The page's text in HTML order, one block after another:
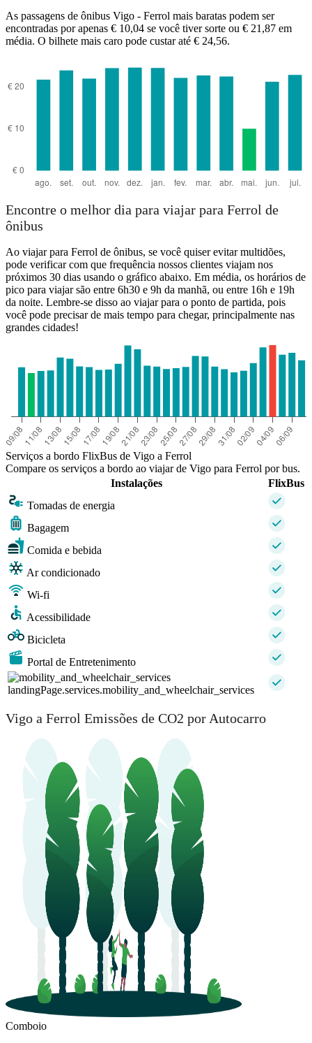
As passagens de ônibus Vigo - Ferrol mais baratas podem ser
encontradas por apenas € 10,04 se você tiver sorte ou € 21,87 em
média. O bilhete mais caro pode custar até € 24,56.
Encontre o melhor dia para viajar para Ferrol de
ônibus
Ao viajar para Ferrol de ônibus, se você quiser evitar multidões,
pode verificar com que frequência nossos clientes viajam nos
próximos 30 dias usando o gráfico abaixo. Em média, os horários de
pico para viajar são entre 6h30 e 9h da manhã, ou entre 16h e 19h
da noite. Lembre-se disso ao viajar para o ponto de partida, pois
você pode precisar de mais tempo para chegar, principalmente nas
grandes cidades!
Serviços a bordo FlixBus de Vigo a Ferrol
Compare os serviços a bordo ao viajar de Vigo para Ferrol por bus.
Instalações
FlixBus
Tomadas de energia
Bagagem
Comida e bebida
Ar condicionado
Wi-fi
Acessibilidade
Bicicleta
Portal de Entretenimento
landingPage.services.mobility_and_wheelchair_services
Vigo a Ferrol Emissões de CO2 por Autocarro
Comboio